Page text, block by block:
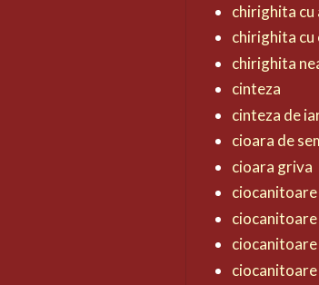
chirighita cu
chirighita cu
chirighita
cinteza
cinteza de
cioara de
cioara griva
ciocanitoare